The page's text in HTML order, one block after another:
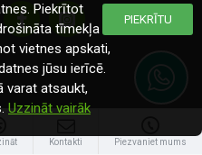
Kontakti Piezvaniet mums
PIEKRĪTU
Piekrītot
tīmekļa
vietnes apskati,
jūsu ierīcē.
varat atsaukt,
Uzzināt vairāk